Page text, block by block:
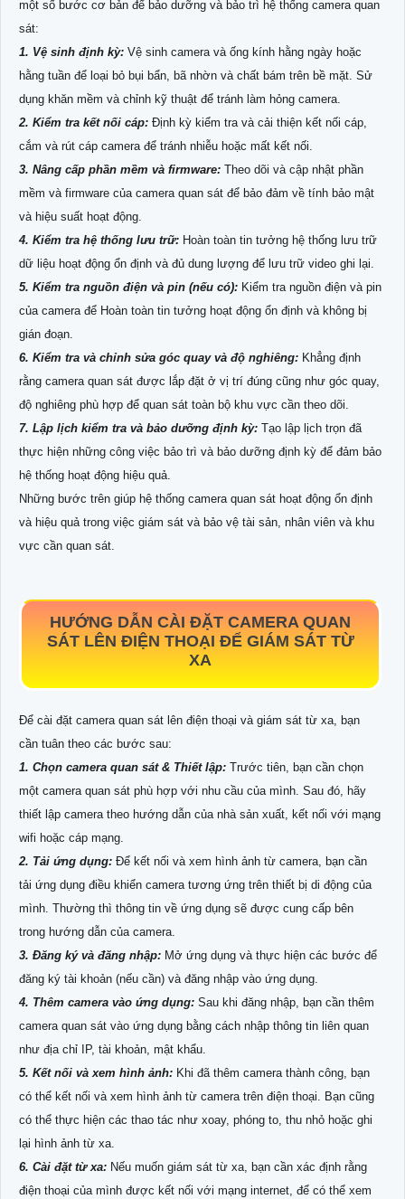
một số bước cơ bản để bảo dưỡng và bảo trì hệ thống camera quan
sát:
1. Vệ sinh định kỳ: Vệ sinh camera và ống kính hằng ngày hoặc
hằng tuần để loại bỏ bụi bẩn, bã nhờn và chất bám trên bề mặt. Sử
dụng khăn mềm và chỉnh kỹ thuật để tránh làm hỏng camera.
2. Kiểm tra kết nối cáp: Định kỳ kiểm tra và cải thiện kết nối cáp,
cắm và rút cáp camera để tránh nhiễu hoặc mất kết nối.
3. Nâng cấp phần mềm và firmware: Theo dõi và cập nhật phần
mềm và firmware của camera quan sát để bảo đảm về tính bảo mật
và hiệu suất hoạt động.
4. Kiểm tra hệ thống lưu trữ: Hoàn toàn tin tưởng hệ thống lưu trữ
dữ liệu hoạt động ổn định và đủ dung lượng để lưu trữ video ghi lại.
5. Kiểm tra nguồn điện và pin (nếu có): Kiểm tra nguồn điện và pin
của camera để Hoàn toàn tin tưởng hoạt động ổn định và không bị
gián đoạn.
6. Kiểm tra và chỉnh sửa góc quay và độ nghiêng: Khẳng định
rằng camera quan sát được lắp đặt ở vị trí đúng cũng như góc quay,
độ nghiêng phù hợp để quan sát toàn bộ khu vực cần theo dõi.
7. Lập lịch kiểm tra và bảo dưỡng định kỳ: Tạo lập lịch trọn đã
thực hiện những công việc bảo trì và bảo dưỡng định kỳ để đảm bảo
hệ thống hoạt động hiệu quả.
Những bước trên giúp hệ thống camera quan sát hoạt động ổn định
và hiệu quả trong việc giám sát và bảo vệ tài sản, nhân viên và khu
vực cần quan sát.
HƯỚNG DẪN CÀI ĐẶT CAMERA QUAN
SÁT LÊN ĐIỆN THOẠI ĐỂ GIÁM SÁT TỪ
XA
Để cài đặt camera quan sát lên điện thoại và giám sát từ xa, bạn
cần tuân theo các bước sau:
1. Chọn camera quan sát & Thiết lập: Trước tiên, bạn cần chọn
một camera quan sát phù hợp với nhu cầu của mình. Sau đó, hãy
thiết lập camera theo hướng dẫn của nhà sản xuất, kết nối với mạng
wifi hoặc cáp mạng.
2. Tải ứng dụng: Để kết nối và xem hình ảnh từ camera, bạn cần
tải ứng dụng điều khiển camera tương ứng trên thiết bị di động của
mình. Thường thì thông tin về ứng dụng sẽ được cung cấp bên
trong hướng dẫn của camera.
3. Đăng ký và đăng nhập: Mở ứng dụng và thực hiện các bước để
đăng ký tài khoản (nếu cần) và đăng nhập vào ứng dụng.
4. Thêm camera vào ứng dụng: Sau khi đăng nhập, bạn cần thêm
camera quan sát vào ứng dụng bằng cách nhập thông tin liên quan
như địa chỉ IP, tài khoản, mật khẩu.
5. Kết nối và xem hình ảnh: Khi đã thêm camera thành công, bạn
có thể kết nối và xem hình ảnh từ camera trên điện thoại. Bạn cũng
có thể thực hiện các thao tác như xoay, phóng to, thu nhỏ hoặc ghi
lại hình ảnh từ xa.
6. Cài đặt từ xa: Nếu muốn giám sát từ xa, bạn cần xác định rằng
điện thoại của mình được kết nối với mạng internet, để có thể xem